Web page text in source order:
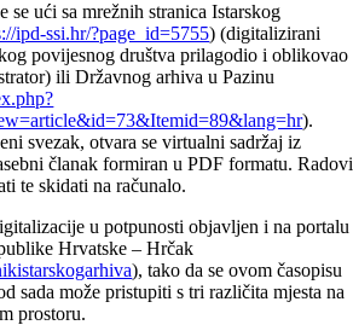
ući sa mrežnih stranica Istarskog
ipd-ssi.hr/?page_id=5755) (digitalizirani
povijesnog društva prilagodio i oblikovao
ili Državnog arhiva u Pazinu
).
svezak, otvara se virtualni sadržaj iz
članak formiran u PDF formatu. Radovi
te skidati na računalo.
u potpunosti objavljen i na portalu
Hrvatske – Hrčak
), tako da se ovom časopisu
sada može pristupiti s tri različita mjesta na
prostoru.